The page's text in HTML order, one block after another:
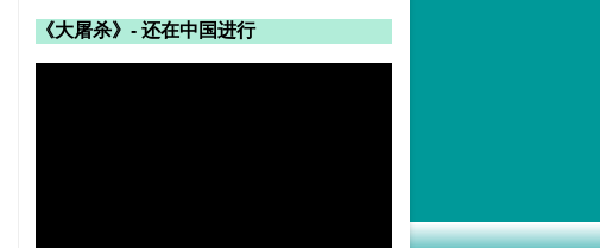
《大屠杀》- 还在中国进行